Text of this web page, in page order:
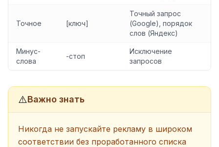
Точное [ключ]
Точный запрос
(Google), порядок
слов (Яндекс)
Минус-
слова
-стоп
Исключение
запросов
⚠️Важно знать
Никогда не запускайте рекламу в широком
соответствии без проработанного списка